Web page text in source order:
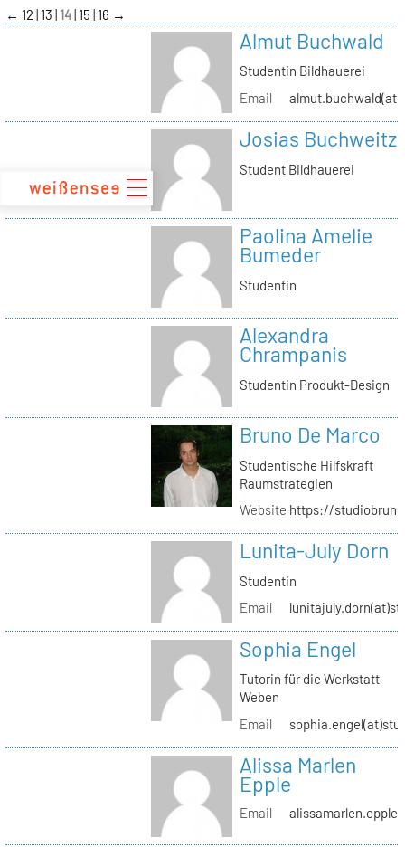
zum
Inhalt
← 12 13 14 15 16 →
Almut Buchwald
Studentin Bildhauerei
Email
Josias Buchweitz
Student Bildhauerei
Paolina Amelie
Bumeder
Studentin
Alexandra
Chrampanis
Studentin Produkt-Design
Bruno De Marco
Studentische Hilfskraft
Raumstrategien
Website https://
Lunita-July Dorn
Studentin
Email
Sophia Engel
Tutorin für die Werkstatt
Weben
Email
Alissa Marlen
Epple
Email